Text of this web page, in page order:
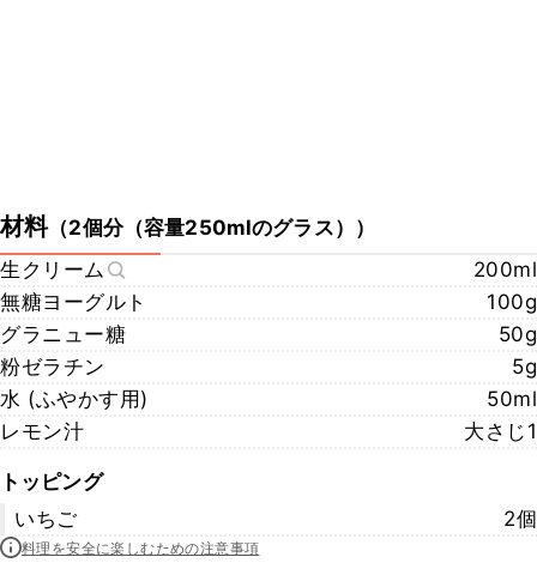
材料（2個分（容量250mlのグラス） ）
生クリーム
200ml
無糖ヨーグルト
100g
グラニュー糖
50g
粉ゼラチン
5g
水 (ふやかす用)
50ml
レモン汁
大さじ1
トッピング
いちご
2個
料理を安全に楽しむための注意事項